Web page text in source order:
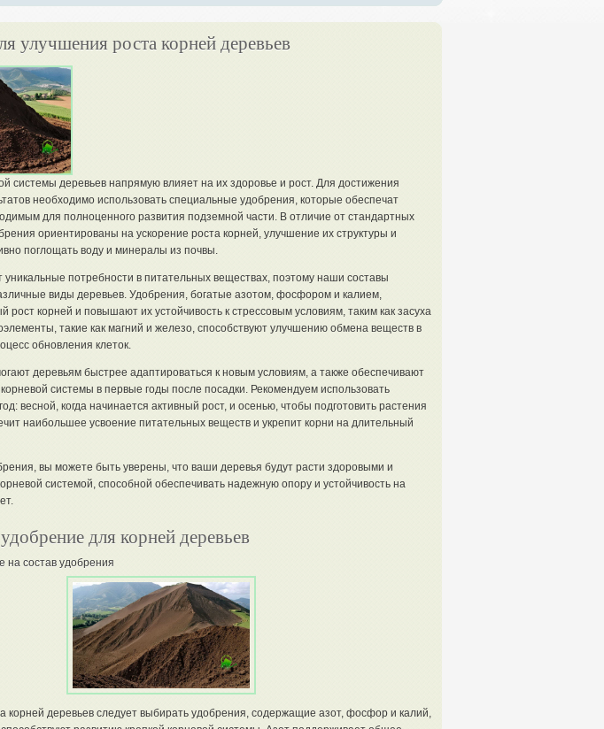
улучшения роста корней деревьев
системы деревьев напрямую влияет на их здоровье и рост. Для достижения
необходимо использовать специальные удобрения, которые обеспечат
для полноценного развития подземной части. В отличие от стандартных
ориентированы на ускорение роста корней, улучшение их структуры и
поглощать воду и минералы из почвы.
уникальные потребности в питательных веществах, поэтому наши составы
виды деревьев. Удобрения, богатые азотом, фосфором и калием,
рост корней и повышают их устойчивость к стрессовым условиям, таким как засуха
такие как магний и железо, способствуют улучшению обмена веществ в
обновления клеток.
деревьям быстрее адаптироваться к новым условиям, а также обеспечивают
системы в первые годы после посадки. Рекомендуем использовать
весной, когда начинается активный рост, и осенью, чтобы подготовить растения
наибольшее усвоение питательных веществ и укрепит корни на длительный
вы можете быть уверены, что ваши деревья будут расти здоровыми и
системой, способной обеспечивать надежную опору и устойчивость на
для корней деревьев
на состав удобрения
корней деревьев следует выбирать удобрения, содержащие азот, фосфор и калий,